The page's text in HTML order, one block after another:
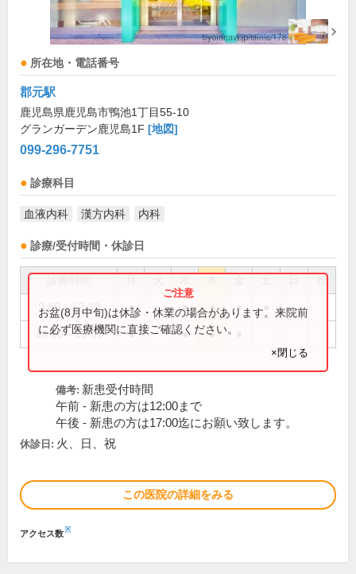
所在地・電話番号
郡元駅
鹿児島県鹿児島市鴨池1丁目55-10
グランガーデン鹿児島1F [地図]
099-296-7751
診療科目
血液内科 漢方内科 内科
診療/受付時間・休診日
祝
9:00～12:30 ● ● ● ●
14:30～18:00 ● ● ●
お盆(8月中旬)は休診・休業の場合があります。来院前
に必ず医療機関に直接ご確認ください。
×閉じる
備考: 新患受付時間
午前 - 新患の方は12:00まで
午後 - 新患の方は17:00迄にお願い致します。
休診日: 火、日、祝
この医院の詳細をみる
アクセス数※